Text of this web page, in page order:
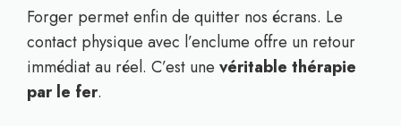
Forger permet enfin de quitter nos écrans. Le
contact physique avec l’enclume offre un retour
immédiat au réel. C’est une véritable thérapie
par le fer.